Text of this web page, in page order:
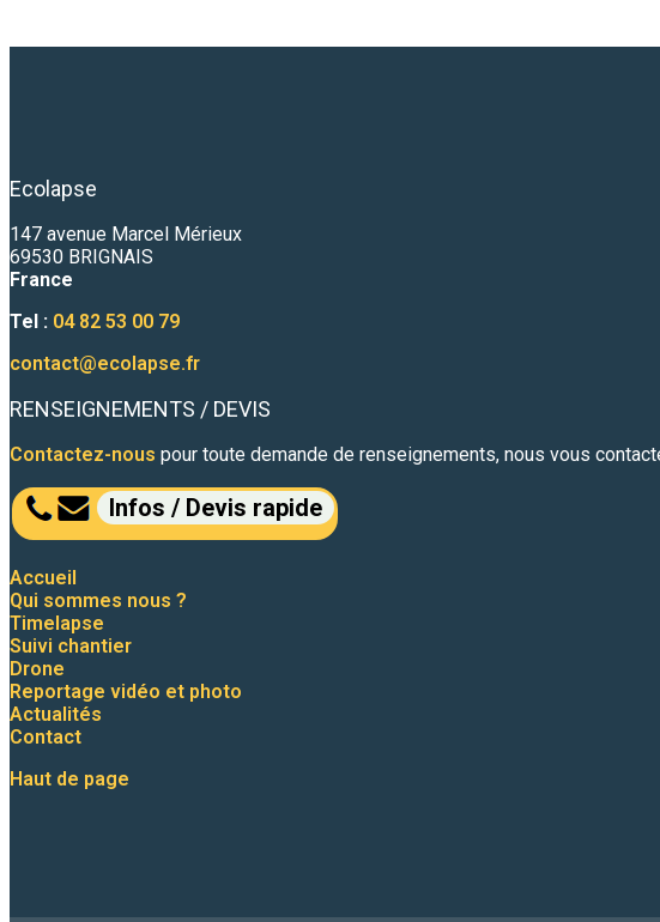
Ecolapse
147 avenue Marcel Mérieux
69530 BRIGNAIS
France
Tel : 04 82 53 00 79
contact@ecolapse.fr
RENSEIGNEMENTS / DEVIS
Contactez-nous pour toute demande de renseignements, nous vous
Infos / Devis rapide
Accueil
Qui sommes nous ?
Timelapse
Suivi chantier
Drone
Reportage vidéo et photo
Actualités
Contact
Haut de page